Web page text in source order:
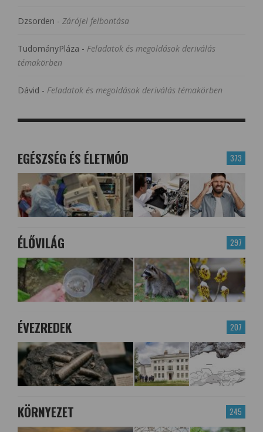
Dzsorden - Zárójel felbontása
TudományPláza - Feladatok és megoldások deriválás
témakörben
Dávid - Feladatok és megoldások deriválás témakörben
373
EGÉSZSÉG ÉS ÉLETMÓD
297
ÉLŐVILÁG
207
ÉVEZREDEK
245
KÖRNYEZET